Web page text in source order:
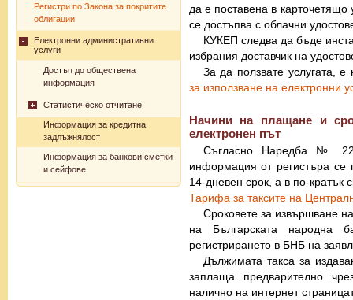
Регистри по Закона за покритите
облигации
Електронни административни
услуги
Достъп до обществена
информация
Статистическо отчитане
Информация за кредитна
задлъжнялост
Информация за банкови сметки
и сейфове
да е поставена в карточетящо
се достъпва с облачни
КУКЕП следва да бъде
избрания доставчик на
За да ползвате услугата,
за използване на електронни
Начини на плащане и
електронен път
Съгласно Наредба № 22
информация от регистъра се
14-дневен срок, а в по-кратък
Тарифа за таксите на
Сроковете за извършване
на Българската
регистрирането в БНБ на
Дължимата такса за
заплаща предварително
налично на интернет